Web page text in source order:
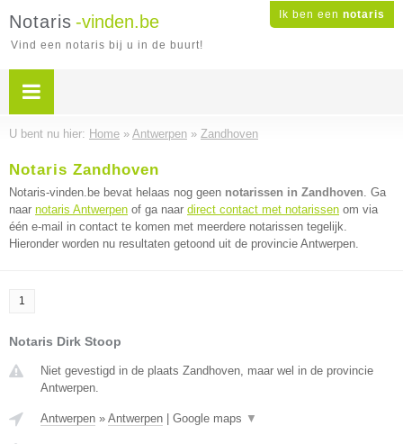
Ik ben een notaris
Notaris -vinden.be
Vind een notaris bij u in de buurt!
U bent nu hier: Home » Antwerpen » Zandhoven
Notaris Zandhoven
Notaris-vinden.be bevat helaas nog geen notarissen in Zandhoven. Ga
naar notaris Antwerpen of ga naar direct contact met notarissen om via
één e-mail in contact te komen met meerdere notarissen tegelijk.
Hieronder worden nu resultaten getoond uit de provincie Antwerpen.
1
Notaris Dirk Stoop
Niet gevestigd in de plaats Zandhoven, maar wel in de provincie
Antwerpen.
Antwerpen » Antwerpen Google maps ▼